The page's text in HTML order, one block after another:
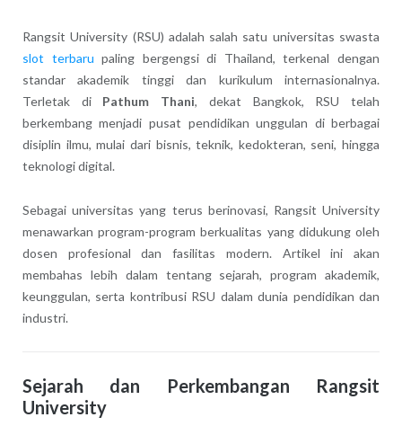
Rangsit University (RSU) adalah salah satu universitas swasta
slot terbaru paling bergengsi di Thailand, terkenal dengan
standar akademik tinggi dan kurikulum internasionalnya.
Terletak di Pathum Thani, dekat Bangkok, RSU telah
berkembang menjadi pusat pendidikan unggulan di berbagai
disiplin ilmu, mulai dari bisnis, teknik, kedokteran, seni, hingga
teknologi digital.
Sebagai universitas yang terus berinovasi, Rangsit University
menawarkan program-program berkualitas yang didukung oleh
dosen profesional dan fasilitas modern. Artikel ini akan
membahas lebih dalam tentang sejarah, program akademik,
keunggulan, serta kontribusi RSU dalam dunia pendidikan dan
industri.
Sejarah dan Perkembangan Rangsit
University